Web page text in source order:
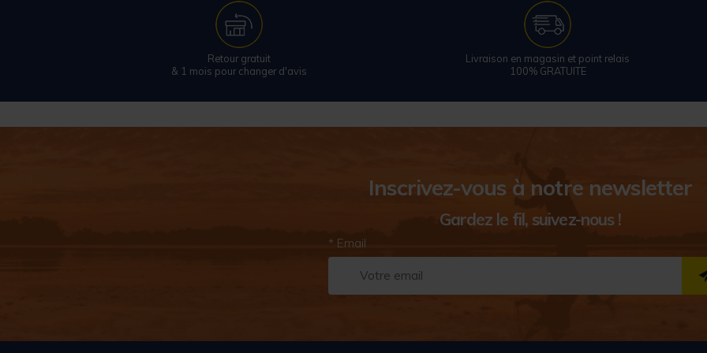
Retour gratuit
& 1 mois pour changer d'avis
Livraison en magasin et point relais
100% GRATUITE
Inscrivez-vous à notre newsletter
Gardez le fil, suivez-nous !
* Email